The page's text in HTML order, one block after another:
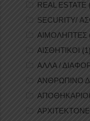
REAL ESTATE
SECURITY/
ΑΙΜΟΛΗΠΤΕΣ
ΑΙΣΘΗΤΙΚΟΙ (1)
ΑΛΛΑ /
ΑΝΘΡΩΠΙΝΟ
ΑΠΟΘΗΚΑΡΙΟΙ